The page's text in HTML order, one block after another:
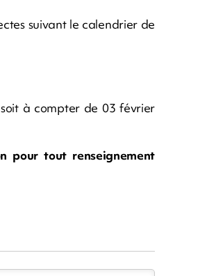
suivant le calendrier de
à compter de 03 février
pour tout renseignement